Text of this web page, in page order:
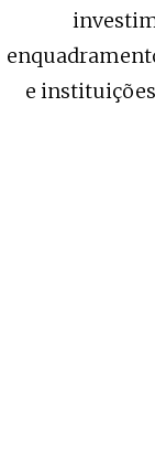
e instituições